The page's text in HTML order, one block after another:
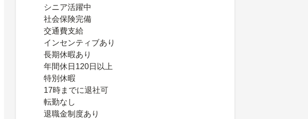
シニア活躍中
社会保険完備
交通費支給
インセンティブあり
長期休暇あり
年間休日120日以上
特別休暇
17時までに退社可
転勤なし
退職金制度あり